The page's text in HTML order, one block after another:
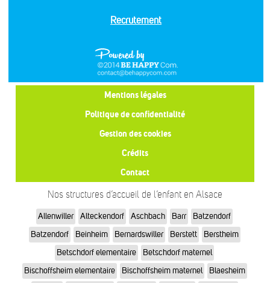
Recrutement
Mentions légales
Politique de confidentialité
Gestion des cookies
Crédits
Contact
Nos structures d’accueil de l’enfant en Alsace
Allenwiller Alteckendorf Aschbach Barr
Batzendorf
Batzendorf
Beinheim Bernardswiller Berstett
Berstheim
Betschdorf elementaire
Betschdorf maternel
Bischoffsheim elementaire
Bischoffsheim maternel
Blaesheim